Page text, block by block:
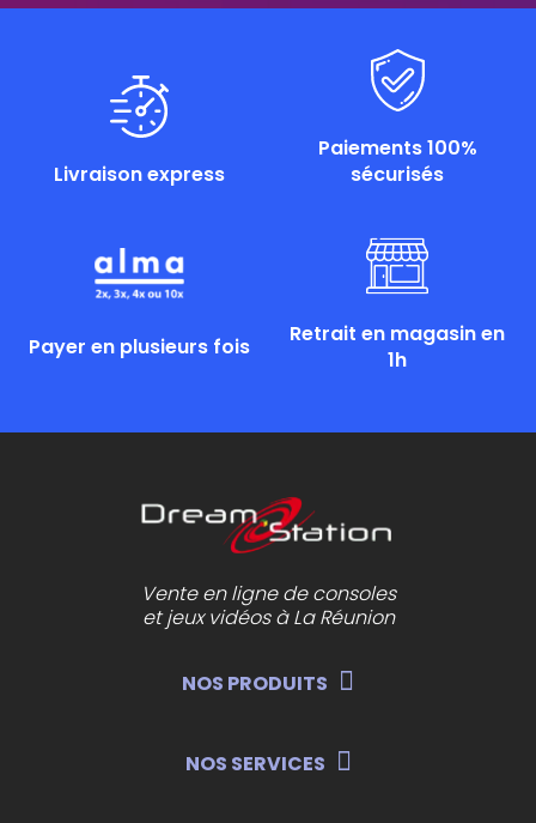
Livraison express
Paiements 100%
sécurisés
Payer en plusieurs fois
Retrait en magasin en
1h
Vente en ligne de consoles
et jeux vidéos à La Réunion
NOS PRODUITS
NOS SERVICES